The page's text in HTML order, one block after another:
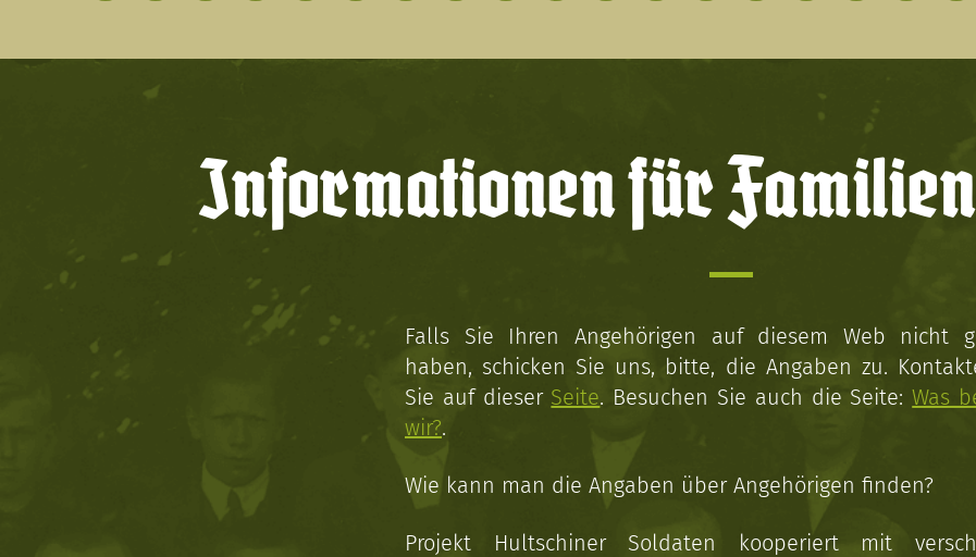
Informationen für
Falls Sie Ihren Angehörigen auf diesem Web nicht
haben, schicken Sie uns, bitte, die Angaben zu.
Sie auf dieser Seite. Besuchen Sie auch die Seite:Was
wir?.
Wie kann man die Angaben über Angehörigen finden?
Projekt Hultschiner Soldaten kooperiert mit